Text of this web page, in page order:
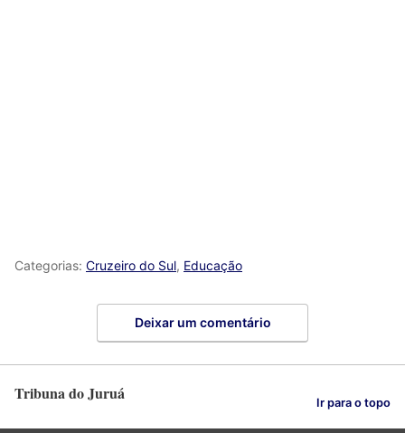
Categorias: Cruzeiro do Sul, Educação
Deixar um comentário
Tribuna do Juruá Ir para o topo